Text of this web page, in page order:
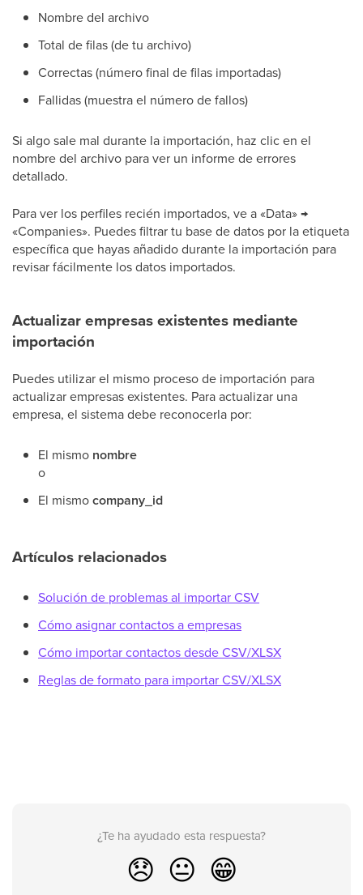
Nombre del archivo
Total de filas (de tu archivo)
Correctas (número final de filas importadas)
Fallidas (muestra el número de fallos)
Si algo sale mal durante la importación, haz clic en el
nombre del archivo para ver un informe de errores
detallado.
Para ver los perfiles recién importados, ve a «Data» →
«Companies». Puedes filtrar tu base de datos por la etiqueta
específica que hayas añadido durante la importación para
revisar fácilmente los datos importados.
Actualizar empresas existentes mediante
importación
Puedes utilizar el mismo proceso de importación para
actualizar empresas existentes. Para actualizar una
empresa, el sistema debe reconocerla por:
El mismo nombre
o
El mismocompany_id
Artículos relacionados
Solución de problemas al importar CSV
Cómo asignar contactos a empresas
Cómo importar contactos desde CSV/XLSX
Reglas de formato para importar CSV/XLSX
¿Te ha ayudado esta respuesta?
😞 😐 😁